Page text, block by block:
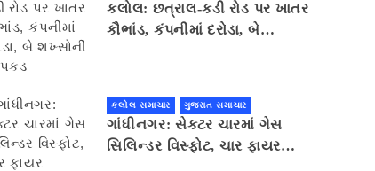
કલોલ: છત્રાલ-કડી રોડ પર ખાતર
કૌભાંડ, કંપનીમાં દરોડા, બે
કલોલ સમાચાર ગુજરાત સમાચાર
ગાંધીનગર: સેક્ટર ચારમાં ગેસ
સિલિન્ડર વિસ્ફોટ, ચાર ફાયર